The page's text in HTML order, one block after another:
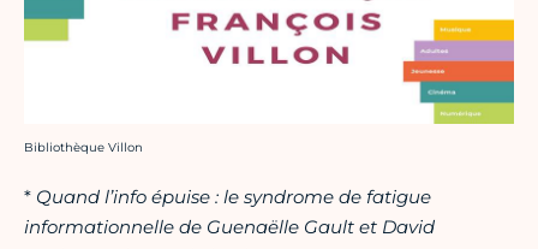
Crédit photo :
Bibliothèque Villon
* Quand l’info épuise : le syndrome de fatigue
informationnelle de Guenaëlle Gault et David